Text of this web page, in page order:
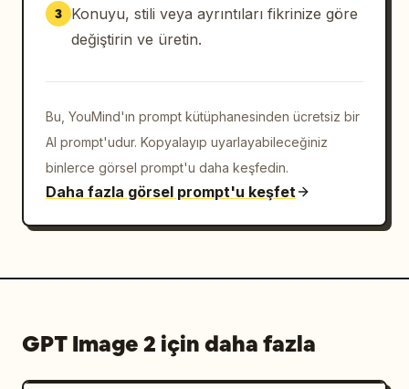
kullanın.
Minimum vurgu kullanımı sağlayın.
Yumuşak ışık geçişleri kullanmayın.
ÇEVRE
Tüm çevresel öğeleri piksel sanatı
aynı piksel sanatı dilini takip etmelidir.
Detayları basitleştirirken sahne derinliğini
3
Konuyu, stili veya ayrıntıları fikrinize göre
değiştirin ve üretin.
Bu, YouMind'ın prompt kütüphanesinden ücretsiz bir
AI prompt'udur. Kopyalayıp uyarlayabileceğiniz
binlerce görsel prompt'u daha keşfedin.
Daha fazla görsel prompt'u keşfet
GPT Image 2 için daha fazla